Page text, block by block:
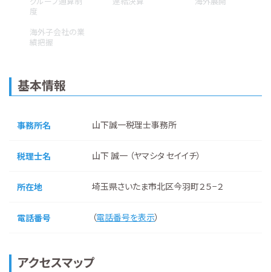
度
海外子会社の業
績把握
基本情報
事務所名 山下誠一税理士事務所
税理士名 山下 誠一 （ヤマシタ セイイチ）
所在地 埼玉県さいたま市北区今羽町２５−２
電話番号 （電話番号を表示）
アクセスマップ